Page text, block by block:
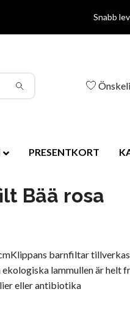
Snabb
PRESENTKORT
Bää rosa
barnfiltar
ekologiska lammullen är helt
eller antibiotika